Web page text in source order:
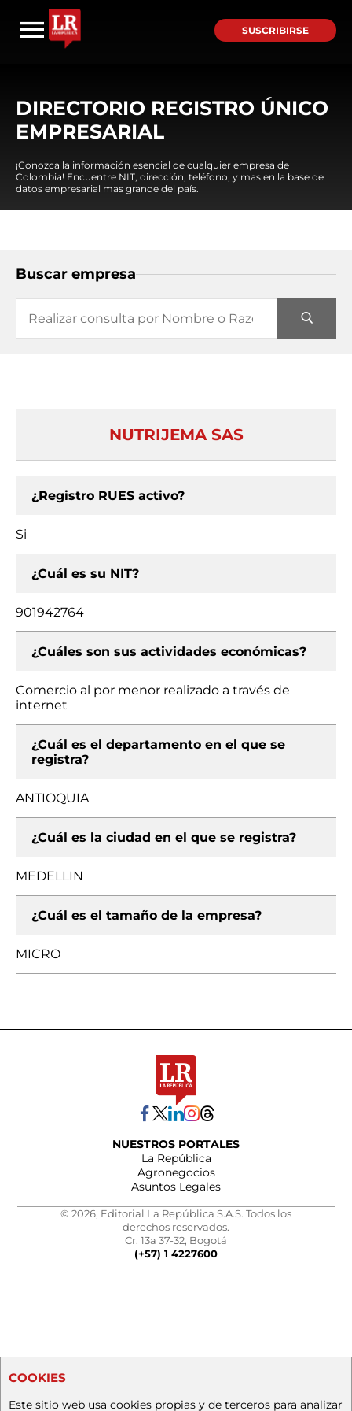
SUSCRIBIRSE
DIRECTORIO REGISTRO ÚNICO
EMPRESARIAL
¡Conozca la información esencial de cualquier empresa de
Colombia! Encuentre NIT, dirección, teléfono, y mas en la base de
datos empresarial mas grande del país.
Buscar empresa
NUTRIJEMA SAS
¿Registro RUES activo?
Si
¿Cuál es su NIT?
901942764
¿Cuáles son sus actividades económicas?
Comercio al por menor realizado a través de
internet
¿Cuál es el departamento en el que se
registra?
ANTIOQUIA
¿Cuál es la ciudad en el que se registra?
MEDELLIN
¿Cuál es el tamaño de la empresa?
MICRO
NUESTROS PORTALES
La República
Agronegocios
Asuntos Legales
© 2026, Editorial La República S.A.S. Todos los
derechos reservados.
Cr. 13a 37-32, Bogotá
(+57) 1 4227600
COOKIES
Este sitio web usa cookies propias y de terceros para analizar